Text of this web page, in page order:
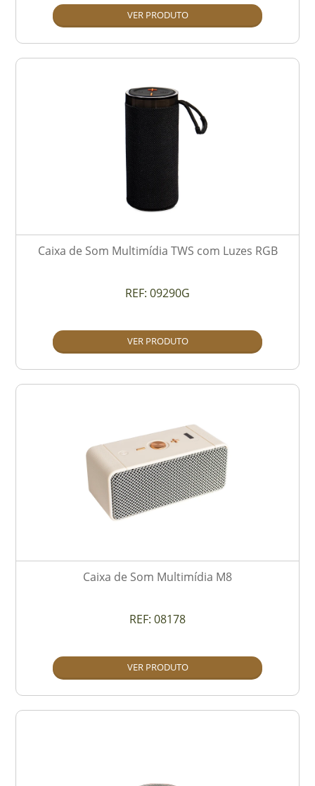
VER PRODUTO
Caixa de Som Multimídia TWS com Luzes RGB
REF: 09290G
VER PRODUTO
Caixa de Som Multimídia M8
REF: 08178
VER PRODUTO